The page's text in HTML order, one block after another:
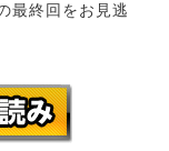
終回をお見逃